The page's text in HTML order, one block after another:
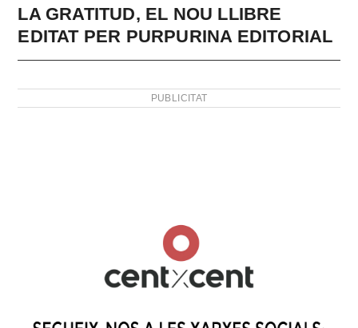
LA GRATITUD, EL NOU LLIBRE
EDITAT PER PURPURINA EDITORIAL
PUBLICITAT